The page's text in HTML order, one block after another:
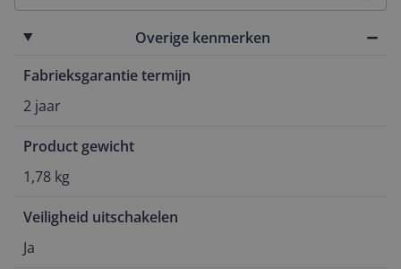
Overige kenmerken
Fabrieksgarantie termijn
2 jaar
Product gewicht
1,78 kg
Veiligheid uitschakelen
Ja